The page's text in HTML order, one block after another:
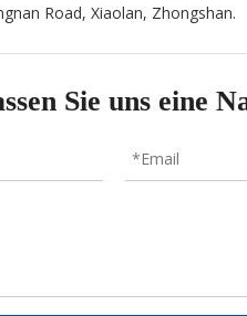
Road, Xiaolan, Zhongshan.
Sie uns eine